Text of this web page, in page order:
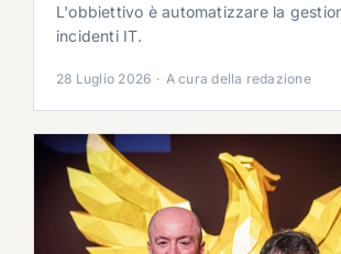
L'obbiettivo è automatizzare la
incidenti IT.
28 Luglio 2026 · A cura della redazione